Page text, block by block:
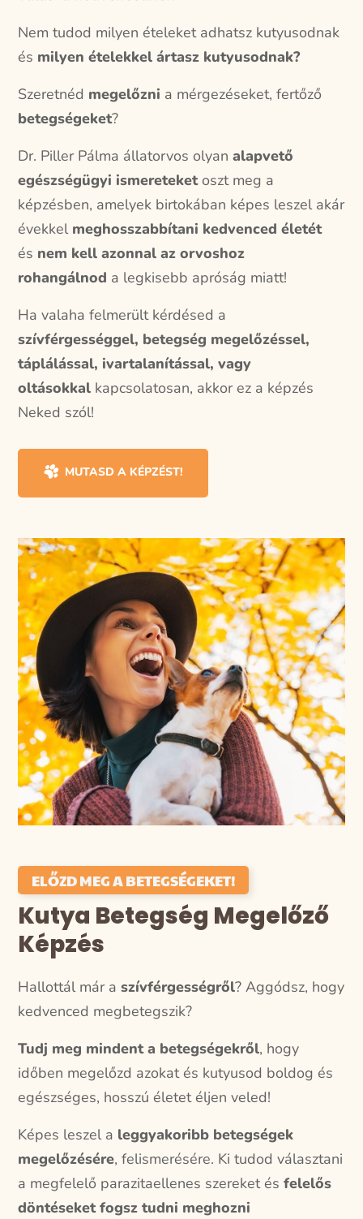
Nem tudod milyen ételeket adhatsz kutyusodnak
és milyen ételekkel ártasz kutyusodnak?
Szeretnéd megelőzni a mérgezéseket, fertőző
betegségeket?
Dr. Piller Pálma állatorvos olyan alapvető
egészségügyi ismereteketoszt meg a
képzésben, amelyek birtokában képes leszel akár
évekkel meghosszabbítani kedvenced életét
és nem kell azonnal az orvoshoz
rohangálnod a legkisebb apróság miatt!
Ha valaha felmerült kérdésed a
szívférgességgel, betegség megelőzéssel,
táplálással, ivartalanítással, vagy
oltásokkal kapcsolatosan, akkor ez a képzés
Neked szól!
MUTASD A KÉPZÉST!
ELŐZD MEG A BETEGSÉGEKET!
Kutya Betegség Megelőző
Képzés
Hallottál már aszívférgességről?Aggódsz, hogy
kedvenced megbetegszik?
Tudj meg mindent a betegségekről, hogy
időben megelőzd azokat és kutyusod boldog és
egészséges, hosszú életet éljen veled!
Képes leszel a leggyakoribb betegségek
megelőzésére, felismerésére. Ki tudod választani
a megfelelő parazitaellenes szereket ésfelelős
döntéseket fogsz tudni meghozni